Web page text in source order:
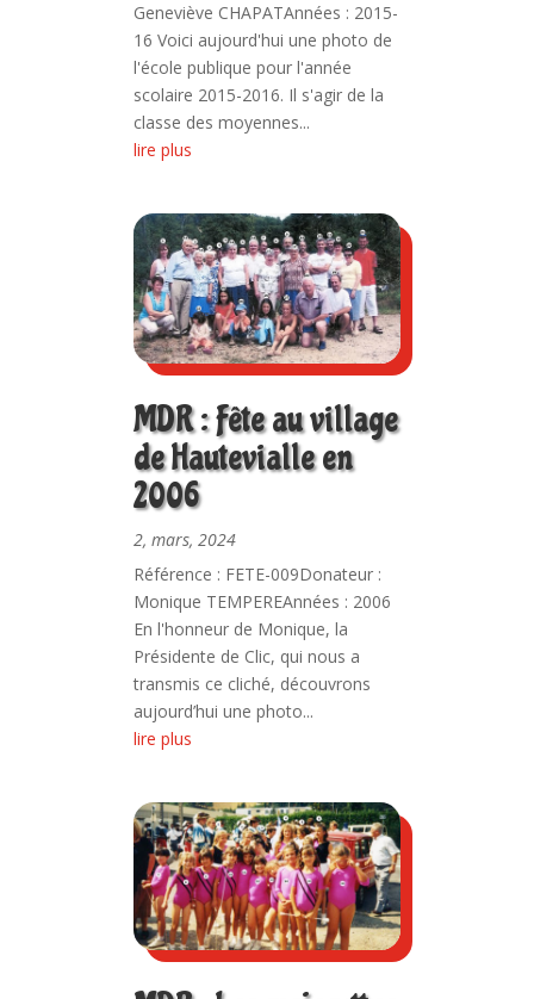
Geneviève CHAPATAnnées : 2015-
16 Voici aujourd'hui une photo de
l'école publique pour l'année
scolaire 2015-2016. Il s'agir de la
classe des moyennes...
lire plus
MDR : Fête au village
de Hautevialle en
2006
2, mars, 2024
Référence : FETE-009Donateur :
Monique TEMPEREAnnées : 2006
En l'honneur de Monique, la
Présidente de Clic, qui nous a
transmis ce cliché, découvrons
aujourd’hui une photo...
lire plus